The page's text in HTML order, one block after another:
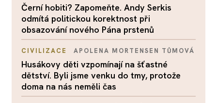
Černí hobiti? Zapomeňte. Andy Serkis
odmítá politickou korektnost při
obsazování nového Pána prstenů
CIVILIZACE APOLENA MORTENSEN TŮMOVÁ
Husákovy děti vzpomínají na šťastné
dětství. Byli jsme venku do tmy, protože
doma na nás neměli čas